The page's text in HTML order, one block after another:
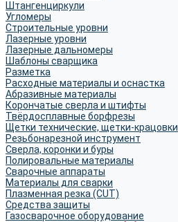
Штангенциркули
Угломеры
Строительные уровни
Лазерные уровни
Лазерные дальномеры
Шаблоны сварщика
Разметка
Расходные материалы и оснастка
Абразивные материалы
Корончатые сверла и штифты
Твёрдосплавные борфрезы
Щетки технические, щетки-крацовки
Резьбонарезной инструмент
Сверла, коронки и буры
Полировальные материалы
Сварочные аппараты
Материалы для сварки
Плазменная резка (CUT)
Средства защиты
Газосварочное оборудование